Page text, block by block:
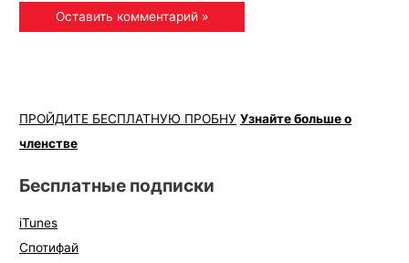
ПРОЙДИТЕ БЕСПЛАТНУЮ ПРОБНУ Узнайте больше о
членстве
Бесплатные подписки
iTunes
Спотифай